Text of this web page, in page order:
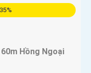
Hồng Ngoại